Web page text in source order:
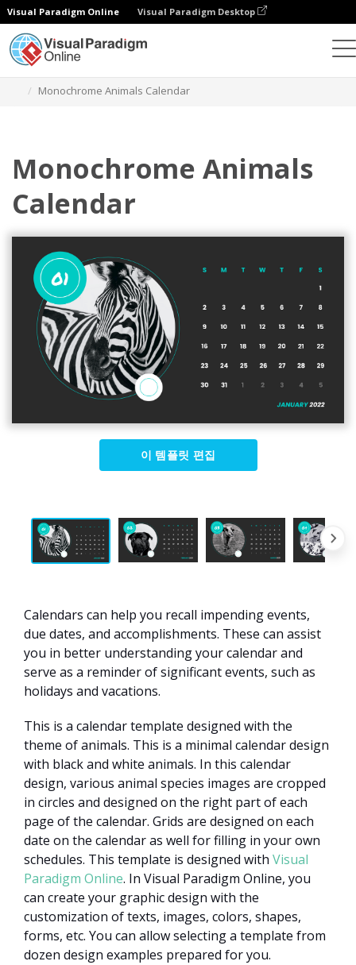
Visual Paradigm Online Visual Paradigm Desktop
Monochrome Animals Calendar
Monochrome Animals
Calendar
이 템플릿 편집
Calendars can help you recall impending events,
due dates, and accomplishments. These can assist
you in better understanding your calendar and
serve as a reminder of significant events, such as
holidays and vacations.
This is a calendar template designed with the
theme of animals. This is a minimal calendar design
with black and white animals. In this calendar
design, various animal species images are cropped
in circles and designed on the right part of each
page of the calendar. Grids are designed on each
date on the calendar as well for filling in your own
schedules. This template is designed with Visual
Paradigm Online. In Visual Paradigm Online, you
can create your graphic design with the
customization of texts, images, colors, shapes,
forms, etc. You can allow selecting a template from
dozen design examples prepared for you.